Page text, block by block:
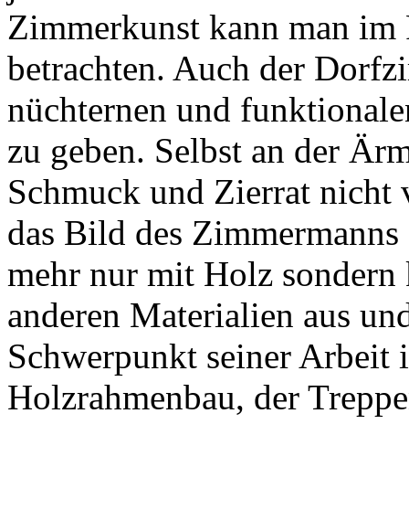
Zimmerkunst kann man
betrachten. Auch der
nüchternen und
zu geben. Selbst an der
Schmuck und Zierrat nicht
das Bild des
mehr nur mit Holz
anderen Materialien aus
Schwerpunkt seiner Arbeit
Holzrahmenbau, der